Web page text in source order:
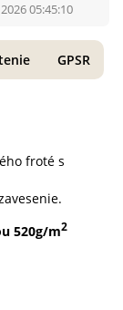
05:45:10
froté s
520g/m2
GPSR